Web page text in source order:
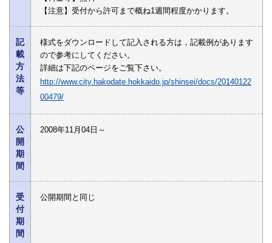
【注意】受付から許可まで概ね1週間程度かかります。
記
載
方
法
等
様式をダウンロードして記入される方は，記載例があります
ので参考にしてください。
詳細は下記のページをご覧下さい。
http://www.city.hakodate.hokkaido.jp/shinsei/docs/20140122
00479/
公
開
期
間
2008年11月04日～
受
付
期
間
公開期間と同じ